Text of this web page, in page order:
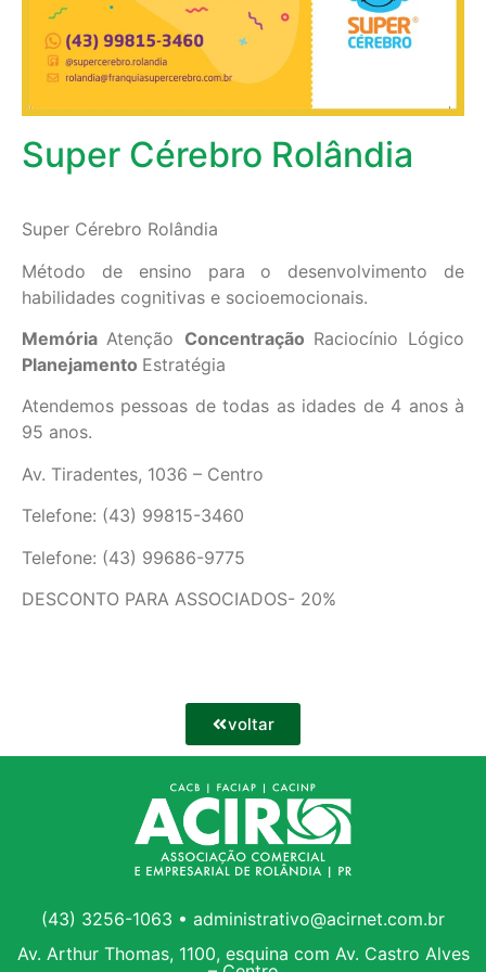
Super Cérebro Rolândia
Super Cérebro Rolândia
Método de ensino para o desenvolvimento de
habilidades cognitivas e socioemocionais.
MemóriaAtenção Concentração Raciocínio Lógico
Planejamento Estratégia
Atendemos pessoas de todas as idades de 4 anos à
95 anos.
Av. Tiradentes, 1036 – Centro
Telefone: (43) 99815-3460
Telefone: (43) 99686-9775
DESCONTO PARA ASSOCIADOS- 20%
voltar
(43) 3256-1063 • administrativo@acirnet.com.br
Av. Arthur Thomas, 1100, esquina com Av. Castro Alves